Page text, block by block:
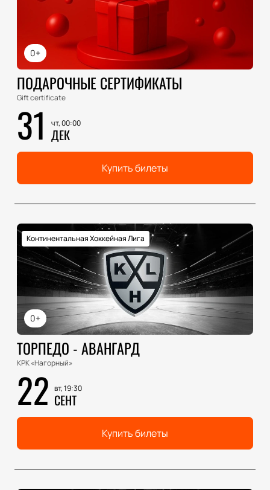
0+
ПОДАРОЧНЫЕ СЕРТИФИКАТЫ
Gift certificate
31 чт, 00:00
ДЕК
Купить билеты
0+
Континентальная Хоккейная Лига
ТОРПЕДО - АВАНГАРД
КРК «Нагорный»
22 вт, 19:30
СЕНТ
Купить билеты